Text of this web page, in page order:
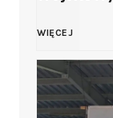
WIĘCEJŚ
w
i